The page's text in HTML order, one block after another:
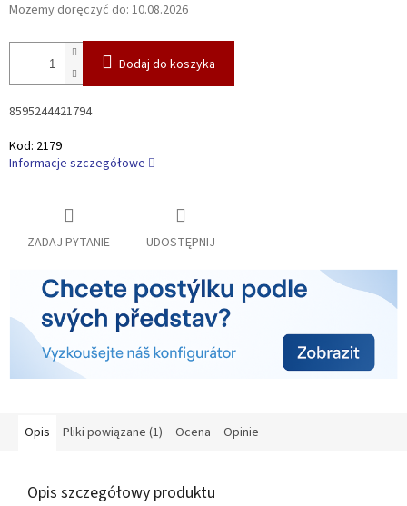
Możemy doręczyć do: 10.08.2026
Dodaj do koszyka
8595244421794
Kod: 2179
Informacje szczegółowe
ZADAJ PYTANIE UDOSTĘPNIJ
Opis Pliki powiązane (1) Ocena Opinie
Opis szczegółowy produktu